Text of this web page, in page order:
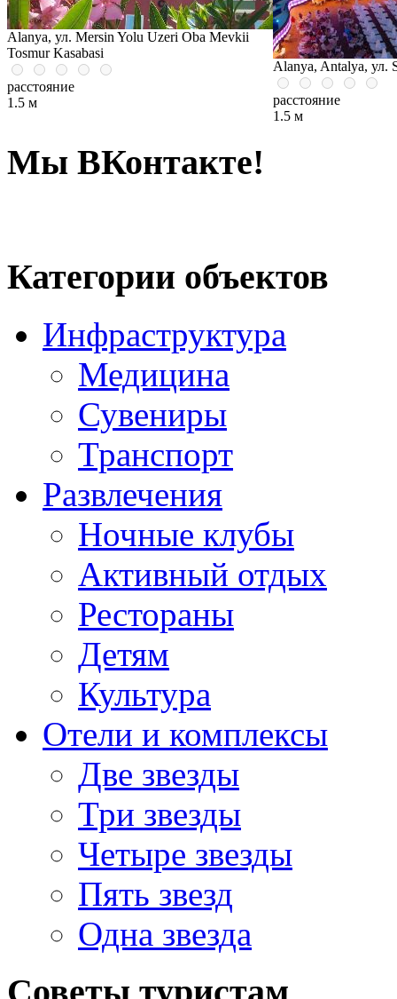
Alanya, ул. Mersin Yolu Uzeri Oba Mevkii
Tosmur Kasabasi
расстояние
1.5 м
Alanya, Antalya, ул.
расстояние
1.5 м
Мы ВКонтакте!
Категории объектов
Инфраструктура
Медицина
Сувениры
Транспорт
Развлечения
Ночные клубы
Активный отдых
Рестораны
Детям
Культура
Отели и комплексы
Две звезды
Три звезды
Четыре звезды
Пять звезд
Одна звезда